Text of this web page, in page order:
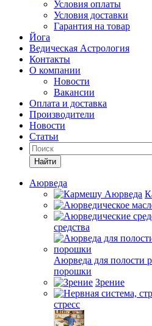
Условия оплаты
Условия доставки
Гарантия на товар
Йога
Ведическая Астрология
Контакты
О компании
Новости
Вакансии
Оплата и доставка
Производители
Новости
Статьи
Найти
Аюрведа
средства
Аюрведа для полости
порошки
Зрение
стресс